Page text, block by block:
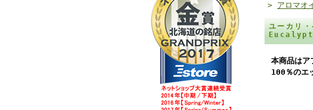
> アロマオ
ユーカリ
本商品は
100％のエ